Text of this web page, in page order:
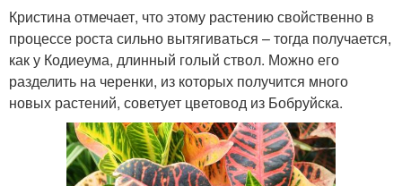
Кристина отмечает, что этому растению свойственно в
процессе роста сильно вытягиваться – тогда получается,
как у Кодиеума, длинный голый ствол. Можно его
разделить на черенки, из которых получится много
новых растений, советует цветовод из Бобруйска.